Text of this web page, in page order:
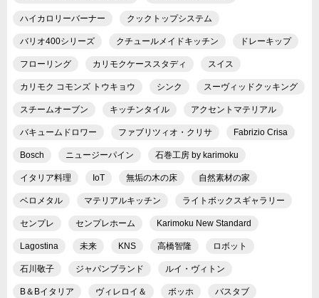
ハイカロリーバーナー クックトップシステム
バリオ400シリーズ クチュールメイドキッチン ドレーキップ
フローリング カリモクケーススタディ スイス
カリモク コモンズ トウキョウ シンク スーヴィッドクッキング
スチームオーブン キッチンタイル アクセントマテリアル
バキュームドロワー ファブリツィオ・クリサ Fabrizio Crisa
Bosch ニュージーパイン 石巻工房 by karimoku
イタリア料理 IoT 無垢の木の床 自然素材の家
ベロメタル マテリアルキッチン ライトボックスギャラリー
センプレ センプレホーム Karimoku New Standard
Lagostina 未来 KNS 高橋智隆 ロボット
石川敬子 ジャパンブランド ルイ・ヴィトン
B＆Bイタリア ヴィレロイ＆ ボッホ バスタブ